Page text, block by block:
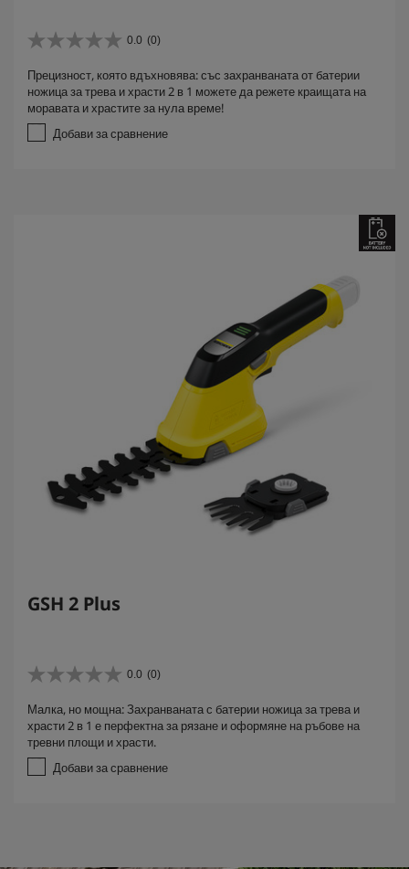
0.0 (0)
0
0
о
т
з
Прецизност, която вдъхновява: със захранваната от батерии
ножица за трева и храсти 2 в 1 можете да режете краищата на
моравата и храстите за нула време!
Добави за сравнение
GSH 2 Plus
0.0 (0)
0
0
о
т
з
Малка, но мощна: Захранваната с батерии ножица за трева и
храсти 2 в 1 е перфектна за рязане и оформяне на ръбове на
тревни площи и храсти.
Добави за сравнение